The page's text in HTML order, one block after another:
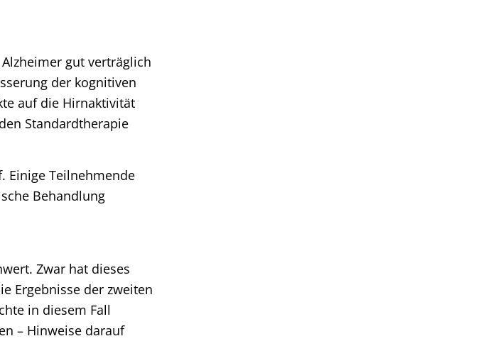
gut verträglich
der kognitiven
auf die Hirnaktivität
Standardtherapie
Einige Teilnehmende
Behandlung
Zwar hat dieses
Ergebnisse der zweiten
in diesem Fall
– Hinweise darauf